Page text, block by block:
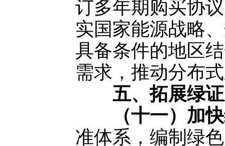
订多年期购买协
实国家能源战略
具备条件的地区
需求，推动分布
五、拓展绿
（十一）加
准体系，编制绿